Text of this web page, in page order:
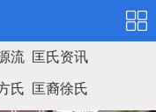
流 匡氏资讯
氏 匡裔徐氏